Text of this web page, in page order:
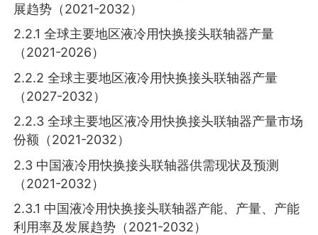
展趋势（2021-2032）
2.2.1 全球主要地区液冷用快换接头联轴器产量
（2021-2026）
2.2.2 全球主要地区液冷用快换接头联轴器产量
（2027-2032）
2.2.3 全球主要地区液冷用快换接头联轴器产量市场
份额（2021-2032）
2.3 中国液冷用快换接头联轴器供需现状及预测
（2021-2032）
2.3.1 中国液冷用快换接头联轴器产能、产量、产能
利用率及发展趋势（2021-2032）